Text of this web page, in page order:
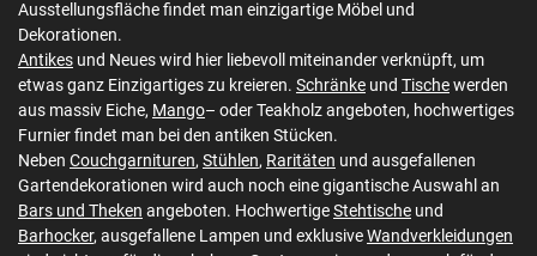
Ausstellungsfläche findet man einzigartige Möbel und
Dekorationen.
Antikes und Neues wird hier liebevoll miteinander verknüpft, um
etwas ganz Einzigartiges zu kreieren. Schränke und Tischewerden
aus massiv Eiche, Mango– oder Teakholz angeboten, hochwertiges
Furnier findet man bei den antiken Stücken.
Neben Couchgarnituren, Stühlen, Raritäten und ausgefallenen
Gartendekorationen wird auch noch eine gigantische Auswahl an
Bars und Theken angeboten. HochwertigeStehtische und
Barhocker, ausgefallene Lampen und exklusiveWandverkleidungen